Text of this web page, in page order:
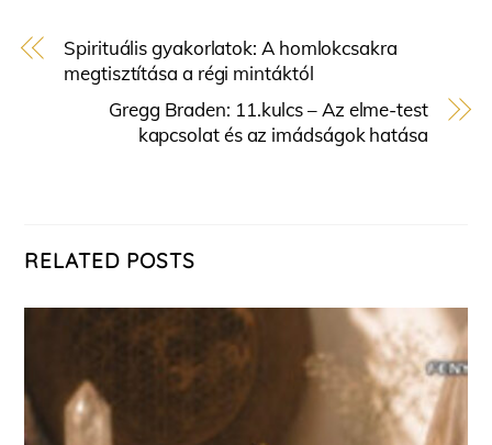
Spirituális gyakorlatok: A homlokcsakra
megtisztítása a régi mintáktól
Gregg Braden: 11.kulcs – Az elme-test
kapcsolat és az imádságok hatása
RELATED POSTS